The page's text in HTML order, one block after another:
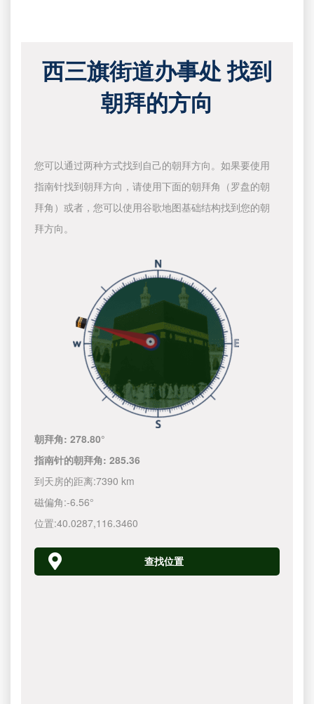
西三旗街道办事处 找到
朝拜的方向
您可以通过两种方式找到自己的朝拜方向。如果要使用
指南针找到朝拜方向，请使用下面的朝拜角（罗盘的朝
拜角）或者，您可以使用谷歌地图基础结构找到您的朝
拜方向。
朝拜角:278.80°
指南针的朝拜角:285.36
到天房的距离:7390 km
磁偏角:-6.56°
位置:40.0287,116.3460
查找位置